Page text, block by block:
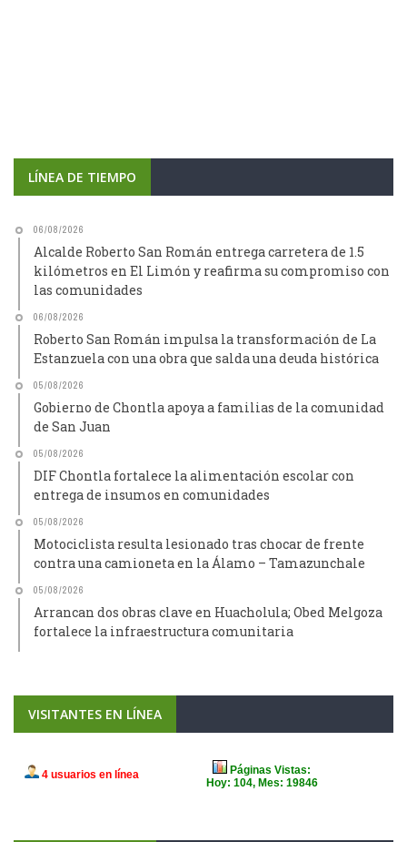
LÍNEA DE TIEMPO
06/08/2026
Alcalde Roberto San Román entrega carretera de 1.5
kilómetros en El Limón y reafirma su compromiso con
las comunidades
06/08/2026
Roberto San Román impulsa la transformación de La
Estanzuela con una obra que salda una deuda histórica
05/08/2026
Gobierno de Chontla apoya a familias de la comunidad
de San Juan
05/08/2026
DIF Chontla fortalece la alimentación escolar con
entrega de insumos en comunidades
05/08/2026
Motociclista resulta lesionado tras chocar de frente
contra una camioneta en la Álamo – Tamazunchale
05/08/2026
Arrancan dos obras clave en Huacholula; Obed Melgoza
fortalece la infraestructura comunitaria
VISITANTES EN LÍNEA